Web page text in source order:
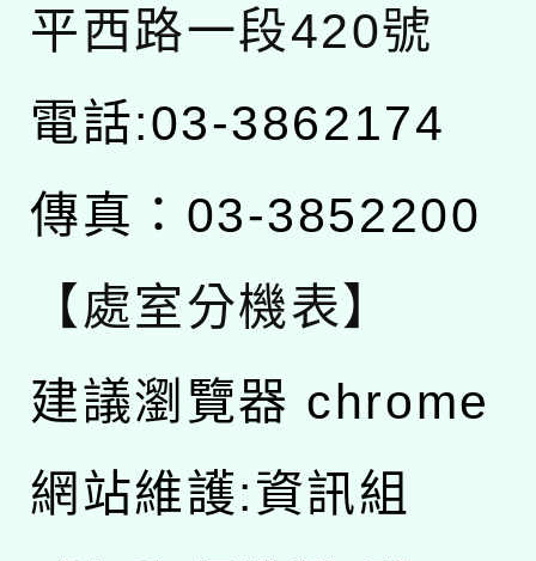
平西路一段420號
電話:03-3862174
傳真：03-3852200
【處室分機表】
建議瀏覽器 chrome
網站維護:資訊組